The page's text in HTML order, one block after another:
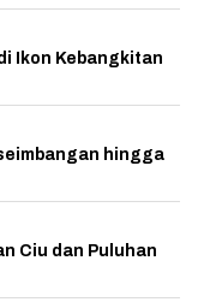
Ikon Kebangkitan
hingga
Ciu dan Puluhan